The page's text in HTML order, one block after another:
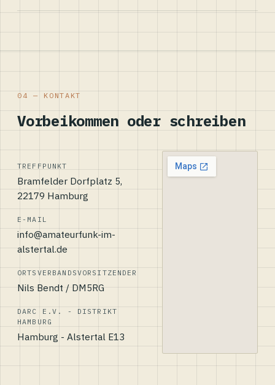
04 — KONTAKT
Vorbeikommen oder schreiben
TREFFPUNKT
Bramfelder Dorfplatz 5,
22179 Hamburg
E-MAIL
info@amateurfunk-im-
alstertal.de
ORTSVERBANDSVORSITZENDER
Nils Bendt / DM5RG
DARC E.V. - DISTRIKT
HAMBURG
Hamburg - Alstertal E13